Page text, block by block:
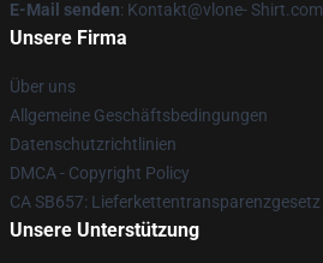
E-Mail senden: Kontakt@vlone- Shirt.com
Unsere Firma
Über uns
Allgemeine Geschäftsbedingungen
Datenschutzrichtlinien
DMCA - Copyright Policy
CA SB657: Lieferkettentransparenzgesetz
Unsere Unterstützung